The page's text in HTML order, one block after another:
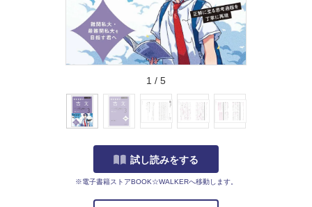
1 / 5
試し読みをする
※電子書籍ストアBOOK☆WALKERへ移動します。